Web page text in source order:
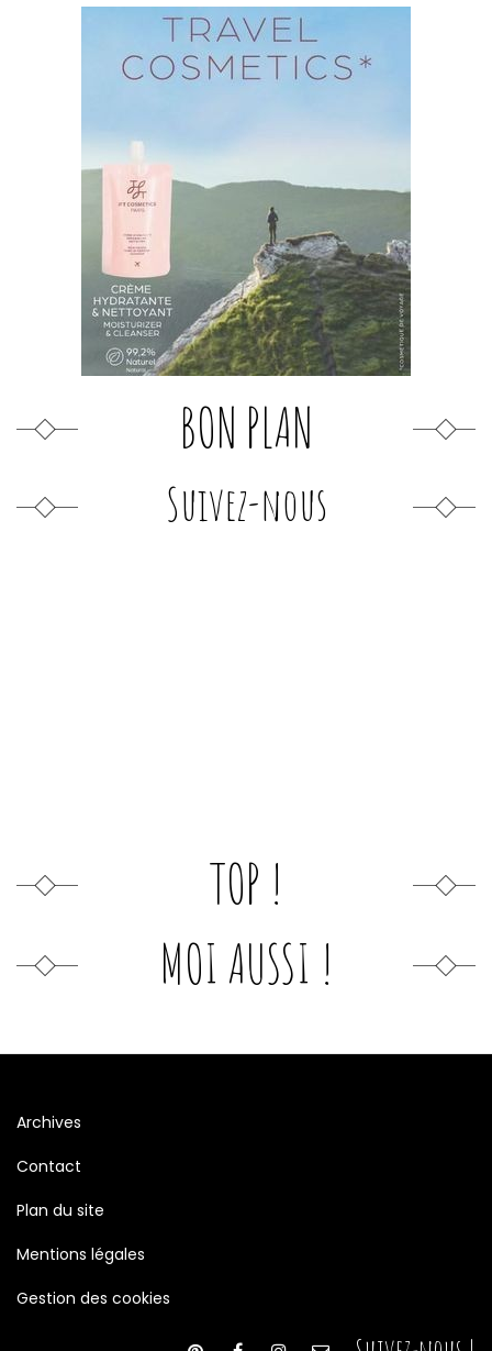
BON PLAN
Suivez-nous
TOP !
MOI AUSSI !
Archives
Contact
Plan du site
Mentions légales
Gestion des cookies